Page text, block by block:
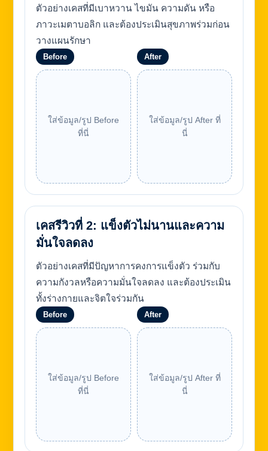
ตัวอย่างเคสที่มีเบาหวาน ไขมัน ความดัน หรือ
ภาวะเมตาบอลิก และต้องประเมินสุขภาพร่วมก่อน
วางแผนรักษา
Before
ใส่ข้อมูล/รูป Before
ที่นี่
After
ใส่ข้อมูล/รูป After ที่
นี่
เคสรีวิวที่ 2: แข็งตัวไม่นานและความ
มั่นใจลดลง
ตัวอย่างเคสที่มีปัญหาการคงการแข็งตัว ร่วมกับ
ความกังวลหรือความมั่นใจลดลง และต้องประเมิน
ทั้งร่างกายและจิตใจร่วมกัน
Before
ใส่ข้อมูล/รูป Before
ที่นี่
After
ใส่ข้อมูล/รูป After ที่
นี่